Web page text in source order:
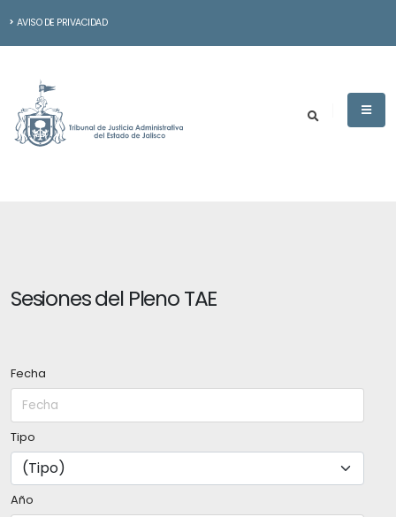
AVISO DE PRIVACIDAD
Sesiones del Pleno TAE
Fecha
Tipo
Año